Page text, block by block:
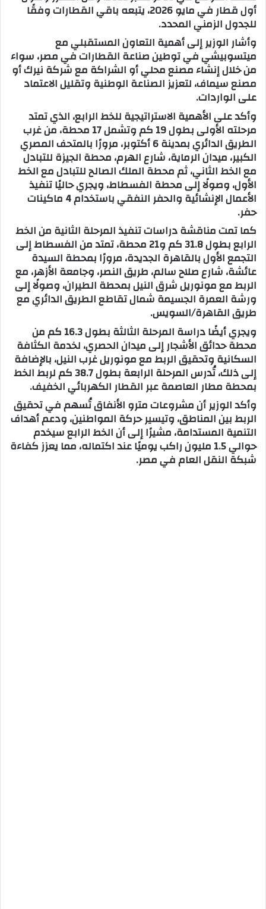
أول قطار في مايو 2026، يتبعه باقي القطارات وفقًا
للجدول الزمني المحدد.
وأشار الوزير إلى أهمية التعاون المستقبلي مع
ميتسوبيشي في توطين صناعة القطارات في مصر، سواء
من خلال إنشاء مصنع محلي أو الشراكة مع شركة نيرك أو
مصنع سيماف، لتعزيز الصناعة الوطنية وتقليل الاعتماد
على الواردات.
وأكد على الأهمية الاستراتيجية للخط الرابع، الذي تمتد
مرحلته الأولى بطول 19 كم وتشمل 17 محطة، من غرب
الطريق الدائري بمدينة 6 أكتوبر، مرورًا بالمتحف المصري
الكبير، ميدان الرماية، شارع الهرم، محطة الجيزة للتبادل
مع الخط الثاني، ثم محطة الملك الصالح للتبادل مع الخط
الأول، وصولًا إلى محطة الفسطاط، ويجري حاليًا تنفيذ
الأعمال الإنشائية والحفر النفقي باستخدام 4 ماكينات
حفر.
كما تمت مناقشة دراسات تنفيذ المرحلة الثانية من الخط
الرابع بطول 31.8 كم و21 محطة، تمتد من الفسطاط إلى
التجمع الأول بالقاهرة الجديدة، مرورًا بمحطة السيدة
عائشة، شارع صلاح سالم، طريق النصر، وجامعة الأزهر، مع
الربط مع مونوريل شرق النيل بمحطة الطيران، وصولًا إلى
ورشة العمرة الجسيمة شمال تقاطع الطريق الدائري مع
طريق القاهرة/السويس.
ويجري أيضًا دراسة المرحلة الثالثة بطول 16.3 كم من
محطة حدائق الأشجار إلى ميدان الحصري، لخدمة الكثافة
السكانية وتحقيق الربط مع مونوريل غرب النيل، بالإضافة
إلى ذلك، تُدرس المرحلة الرابعة بطول 38.7 كم لربط الخط
بمحطة مطار العاصمة عبر القطار الكهربائي الخفيف.
وأكد الوزير أن مشروعات مترو الأنفاق تُسهم في تحقيق
الربط بين المناطق، وتيسير حركة المواطنين، ودعم أهداف
التنمية المستدامة، مشيرًا إلى أن الخط الرابع سيخدم
حوالي 1.5 مليون راكب يوميًا عند اكتماله، مما يعزز كفاءة
شبكة النقل العام في مصر.